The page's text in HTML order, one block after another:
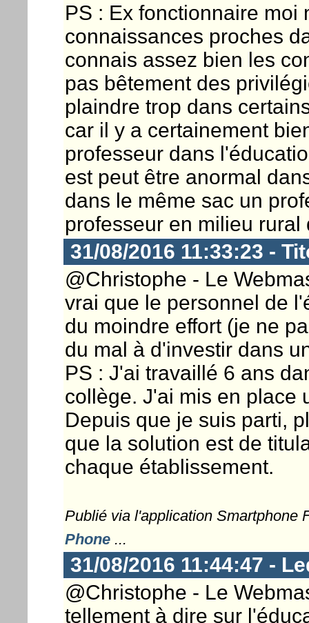
PS : Ex fonctionnaire moi
connaissances proches
connais assez bien les
pas bêtement des
plaindre trop dans
car il y a certainement
professeur dans
est peut être anormal
dans le même sac un
professeur en milieu
31/08/2016 11:33:23 -
@Christophe - Le
vrai que le personnel de
du moindre effort (je ne
du mal à d'investir dans
PS : J'ai travaillé 6 ans
collège. J'ai mis en place
Depuis que je suis parti,
que la solution est de
chaque établissement.
Publié via l'application Smartphone
Phone...
31/08/2016 11:44:47 -
@Christophe - Le
tellement à dire sur